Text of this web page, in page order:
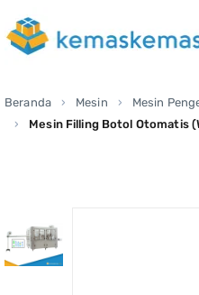
Beranda Mesin
Mesin
Mesin Filling Botol Otomatis